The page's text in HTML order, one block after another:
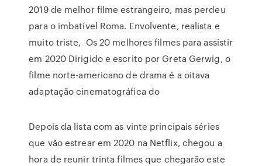
2019 de melhor filme estrangeiro, mas perdeu
para o imbatível Roma. Envolvente, realista e
muito triste, Os 20 melhores filmes para assistir
em 2020 Dirigido e escrito por Greta Gerwig, o
filme norte-americano de drama é a oitava
adaptação cinematográfica do
Depois da lista com as vinte principais séries
que vão estrear em 2020 na Netflix, chegou a
hora de reunir trinta filmes que chegarão este